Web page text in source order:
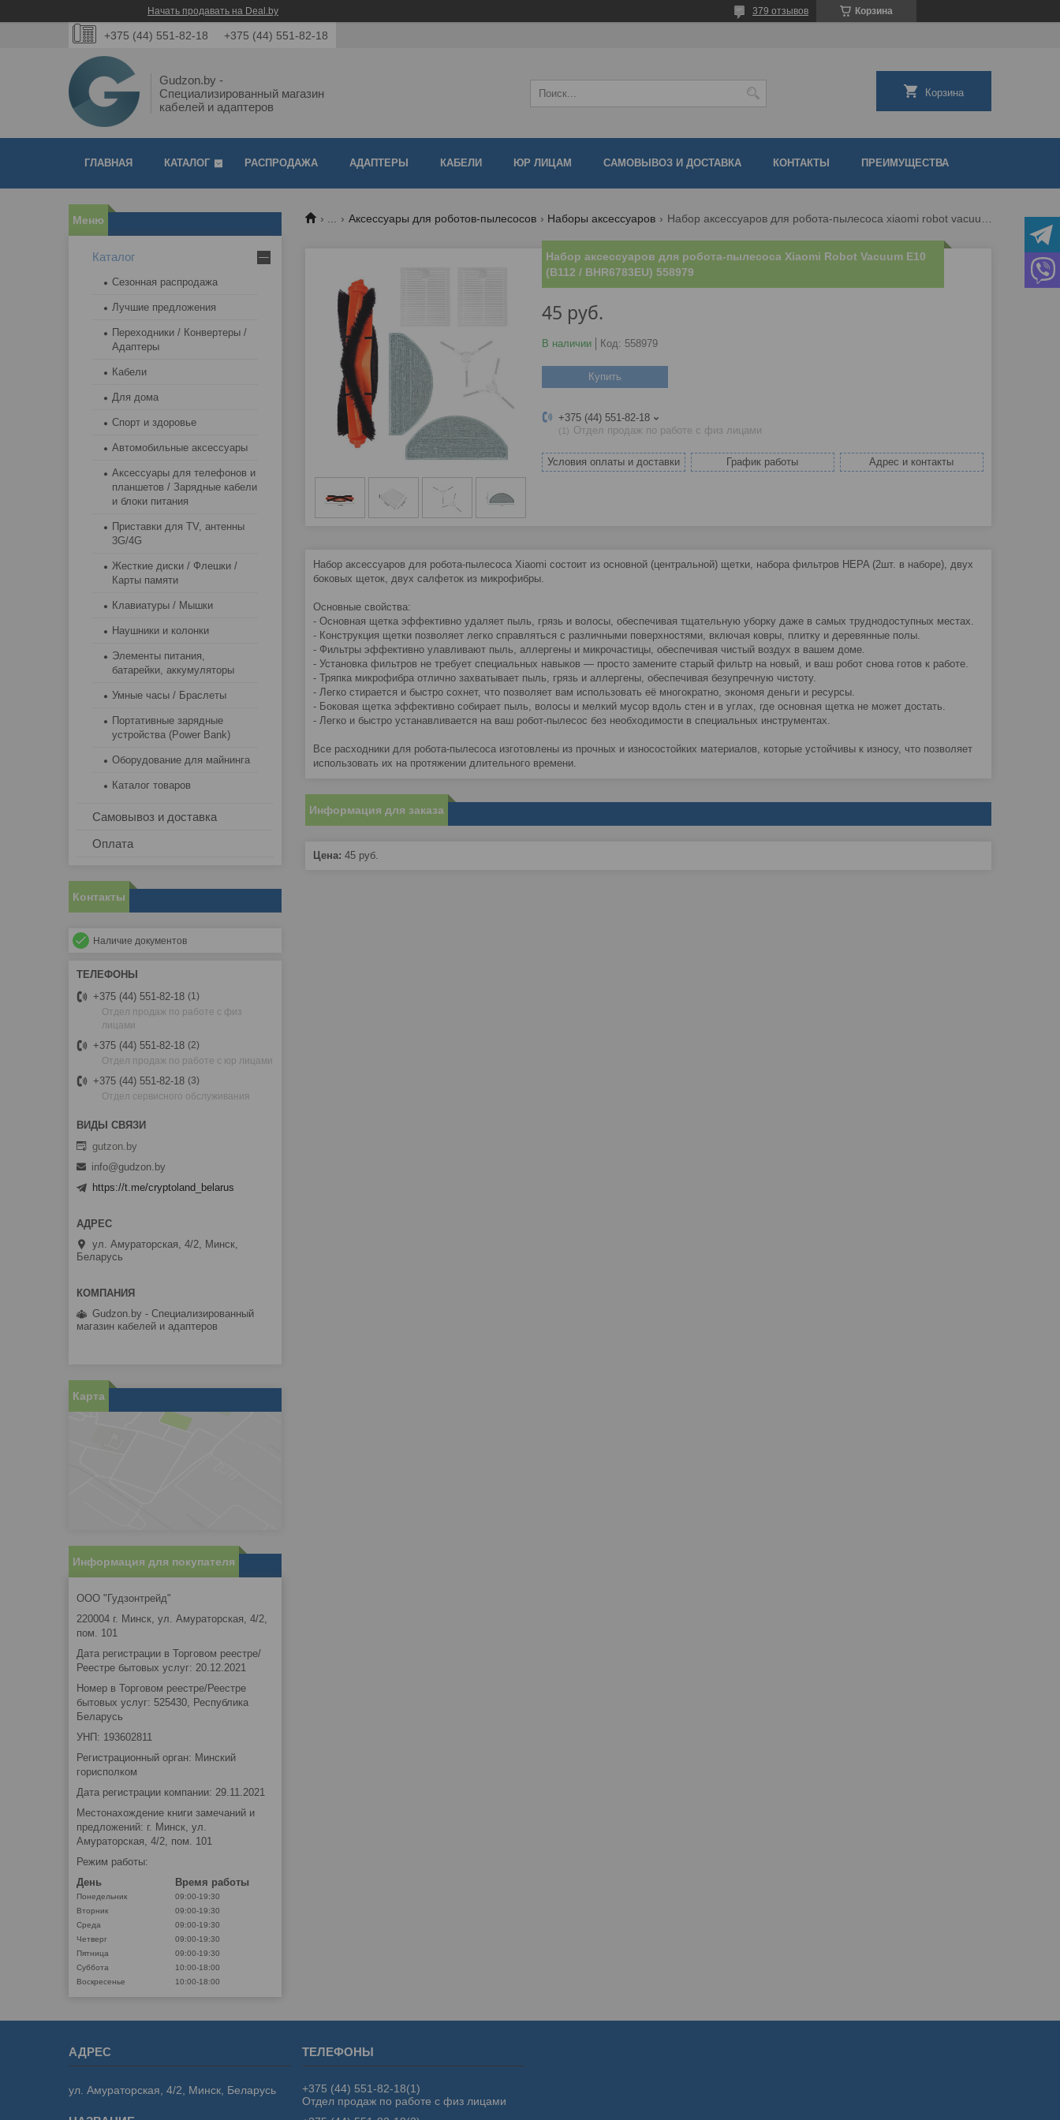
Начать продавать на Deal.by Корзина
379 отзывов
+375 (44) 551-82-18 +375 (44) 551-82-18
Gudzon.by -
Специализированный магазин
кабелей и адаптеров
Корзина
ГЛАВНАЯ КАТАЛОГ РАСПРОДАЖА АДАПТЕРЫ КАБЕЛИ ЮР ЛИЦАМ САМОВЫВОЗ И ДОСТАВКА КОНТАКТЫ ПРЕИМУЩЕСТВА
... Аксессуары для роботов-пылесосов Наборы аксессуаров Набор аксессуаров для робота-пылесоса xiaomi robot vacuum e10 (b112 / bhr6783eu) 558979
Набор аксессуаров для робота-пылесоса Xiaomi Robot Vacuum E10
(B112 / BHR6783EU) 558979
45 руб.
В наличии Код: 558979
Купить
+375 (44) 551-82-18
Отдел продаж по работе с физ лицами
Условия оплаты и доставки График работы Адрес и контакты
Набор аксессуаров для робота-пылесоса Xiaomi состоит из основной (центральной) щетки, набора фильтров HEPA (2шт. в наборе), двух
боковых щеток, двух салфеток из микрофибры.
Основные свойства:
- Основная щетка эффективно удаляет пыль, грязь и волосы, обеспечивая тщательную уборку даже в самых труднодоступных местах.
- Конструкция щетки позволяет легко справляться с различными поверхностями, включая ковры, плитку и деревянные полы.
- Фильтры эффективно улавливают пыль, аллергены и микрочастицы, обеспечивая чистый воздух в вашем доме.
- Установка фильтров не требует специальных навыков — просто замените старый фильтр на новый, и ваш робот снова готов к работе.
- Тряпка микрофибра отлично захватывает пыль, грязь и аллергены, обеспечивая безупречную чистоту.
- Легко стирается и быстро сохнет, что позволяет вам использовать её многократно, экономя деньги и ресурсы.
- Боковая щетка эффективно собирает пыль, волосы и мелкий мусор вдоль стен и в углах, где основная щетка не может достать.
- Легко и быстро устанавливается на ваш робот-пылесос без необходимости в специальных инструментах.
Все расходники для робота-пылесоса изготовлены из прочных и износостойких материалов, которые устойчивы к износу, что позволяет
использовать их на протяжении длительного времени.
Информация для заказа
Цена: 45 руб.
Каталог
Сезонная распродажа
Лучшие предложения
Переходники / Конвертеры /
Адаптеры
Кабели
Для дома
Спорт и здоровье
Автомобильные аксессуары
Аксессуары для телефонов и
планшетов / Зарядные кабели
и блоки питания
Приставки для TV, антенны
3G/4G
Жесткие диски / Флешки /
Карты памяти
Клавиатуры / Мышки
Наушники и колонки
Элементы питания,
батарейки, аккумуляторы
Умные часы / Браслеты
Портативные зарядные
устройства (Power Bank)
Оборудование для майнинга
Каталог товаров
Самовывоз и доставка
Оплата
Контакты
Наличие документов
+375 (44) 551-82-18
1
Отдел продаж по работе с физ
лицами
+375 (44) 551-82-18 2
Отдел продаж по работе с юр лицами
+375 (44) 551-82-18 3
Отдел сервисного обслуживания
gutzon.by
info@gudzon.by
https://t.me/cryptoland_belarus
ул. Амураторская, 4/2, Минск,
Беларусь
Gudzon.by - Специализированный
магазин кабелей и адаптеров
Карта
Информация для покупателя
ООО "Гудзонтрейд"
220004 г. Минск, ул. Амураторская, 4/2,
пом. 101
Дата регистрации в Торговом реестре/
Реестре бытовых услуг: 20.12.2021
Номер в Торговом реестре/Реестре
бытовых услуг: 525430, Республика
Беларусь
УНП: 193602811
Регистрационный орган: Минский
горисполком
Дата регистрации компании: 29.11.2021
Местонахождение книги замечаний и
предложений: г. Минск, ул.
Амураторская, 4/2, пом. 101
Режим работы:
День
Время работы
Понедельник
09:00-19:30
Вторник
09:00-19:30
Среда
09:00-19:30
Четверг
09:00-19:30
Пятница
09:00-19:30
Суббота
10:00-18:00
Воскресенье
10:00-18:00
ул. Амураторская, 4/2, Минск, Беларусь +375 (44) 551-82-18 1
Отдел продаж по работе с физ лицами